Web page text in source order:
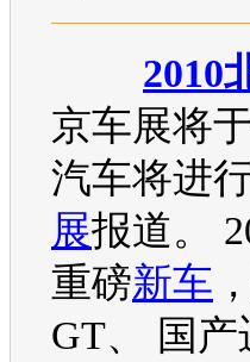
2010
京车展将
汽车将进
展报道。
重磅新车
GT、 国产